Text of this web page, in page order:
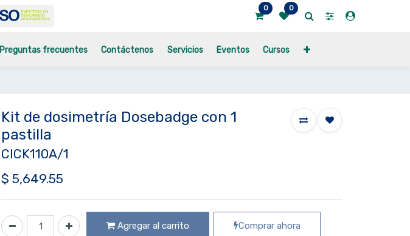
0 0
Preguntas frecuentes Contáctenos Servicios Eventos Cursos
Kit de dosimetría Dosebadge con 1
pastilla
CICK110A/1
$ 5,649.55
Agregar al carrito Comprar ahora